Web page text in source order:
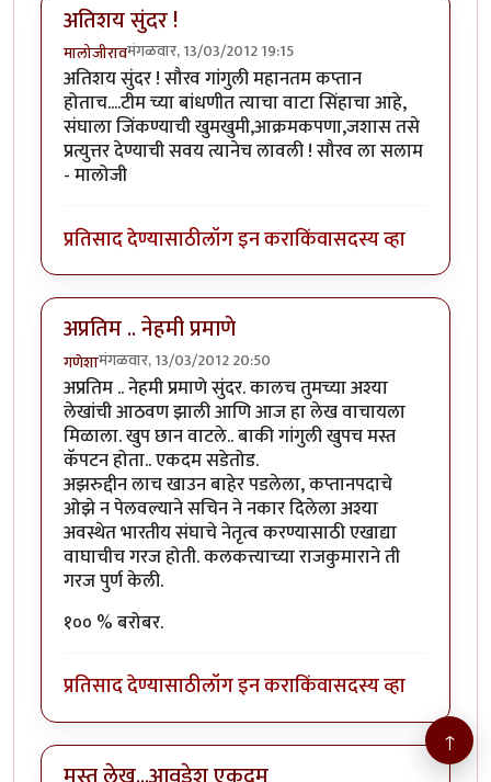
अतिशय सुंदर !
मालोजीरावमंगळवार, 13/03/2012 19:15
अतिशय सुंदर ! सौरव गांगुली महानतम कप्तान
होताच....टीम च्या बांधणीत त्याचा वाटा सिंहाचा आहे,
संघाला जिंकण्याची खुमखुमी,आक्रमकपणा,जशास तसे
प्रत्युत्तर देण्याची सवय त्यानेच लावली ! सौरव ला सलाम
- मालोजी
प्रतिसाद देण्यासाठीलॉग इन कराकिंवासदस्य व्हा
अप्रतिम .. नेहमी प्रमाणे
गणेशामंगळवार, 13/03/2012 20:50
अप्रतिम .. नेहमी प्रमाणे सुंदर. कालच तुमच्या अश्या
लेखांची आठवण झाली आणि आज हा लेख वाचायला
मिळाला. खुप छान वाटले.. बाकी गांगुली खुपच मस्त
कॅपटन होता.. एकदम सडेतोड.
अझरुद्दीन लाच खाउन बाहेर पडलेला, कप्तानपदाचे
ओझे न पेलवल्याने सचिन ने नकार दिलेला अश्या
अवस्थेत भारतीय संघाचे नेतृत्व करण्यासाठी एखाद्या
वाघाचीच गरज होती. कलकत्त्याच्या राजकुमाराने ती
गरज पुर्ण केली.
१०० % बरोबर.
प्रतिसाद देण्यासाठीलॉग इन कराकिंवासदस्य व्हा
↑